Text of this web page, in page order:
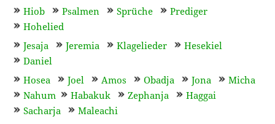
Hiob Psalmen Sprüche
Prediger
Hohelied
Jesaja
Jeremia Klagelieder
Hesekiel
Daniel
Hosea
Joel Amos Obadja Jona
Micha
Nahum
Habakuk Zephanja
Haggai
Sacharja
Maleachi